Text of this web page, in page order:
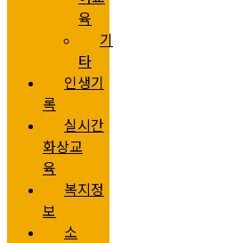
육
기
타
인생기
록
실시간
화상교
육
복지정
보
소